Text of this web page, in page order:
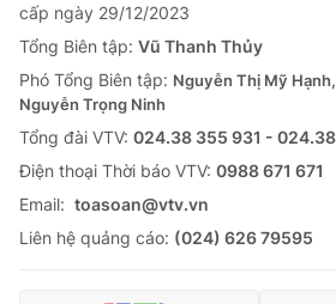
cấp ngày 29/12/2023
Tổng Biên tập: Vũ Thanh Thủy
Phó Tổng Biên tập: Nguyễn Thị Mỹ
Nguyễn Trọng Ninh
Tổng đài VTV: 024.38 355 931 -
Ðiện thoại Thời báo VTV: 0988 671 671
Email: toasoan@vtv.vn
Liên hệ quảng cáo: (024) 626 79595